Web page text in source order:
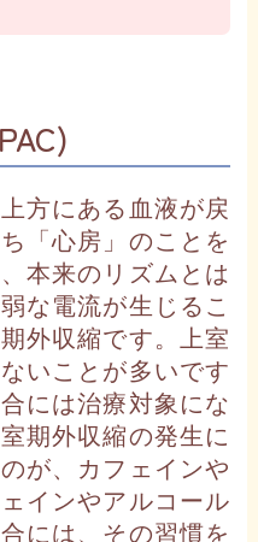
方にある血液が戻
「心房」のことを
本来のリズムとは
な電流が生じるこ
外収縮です。上室
いことが多いです
には治療対象にな
期外収縮の発生に
が、カフェインや
インやアルコール
には、その習慣を